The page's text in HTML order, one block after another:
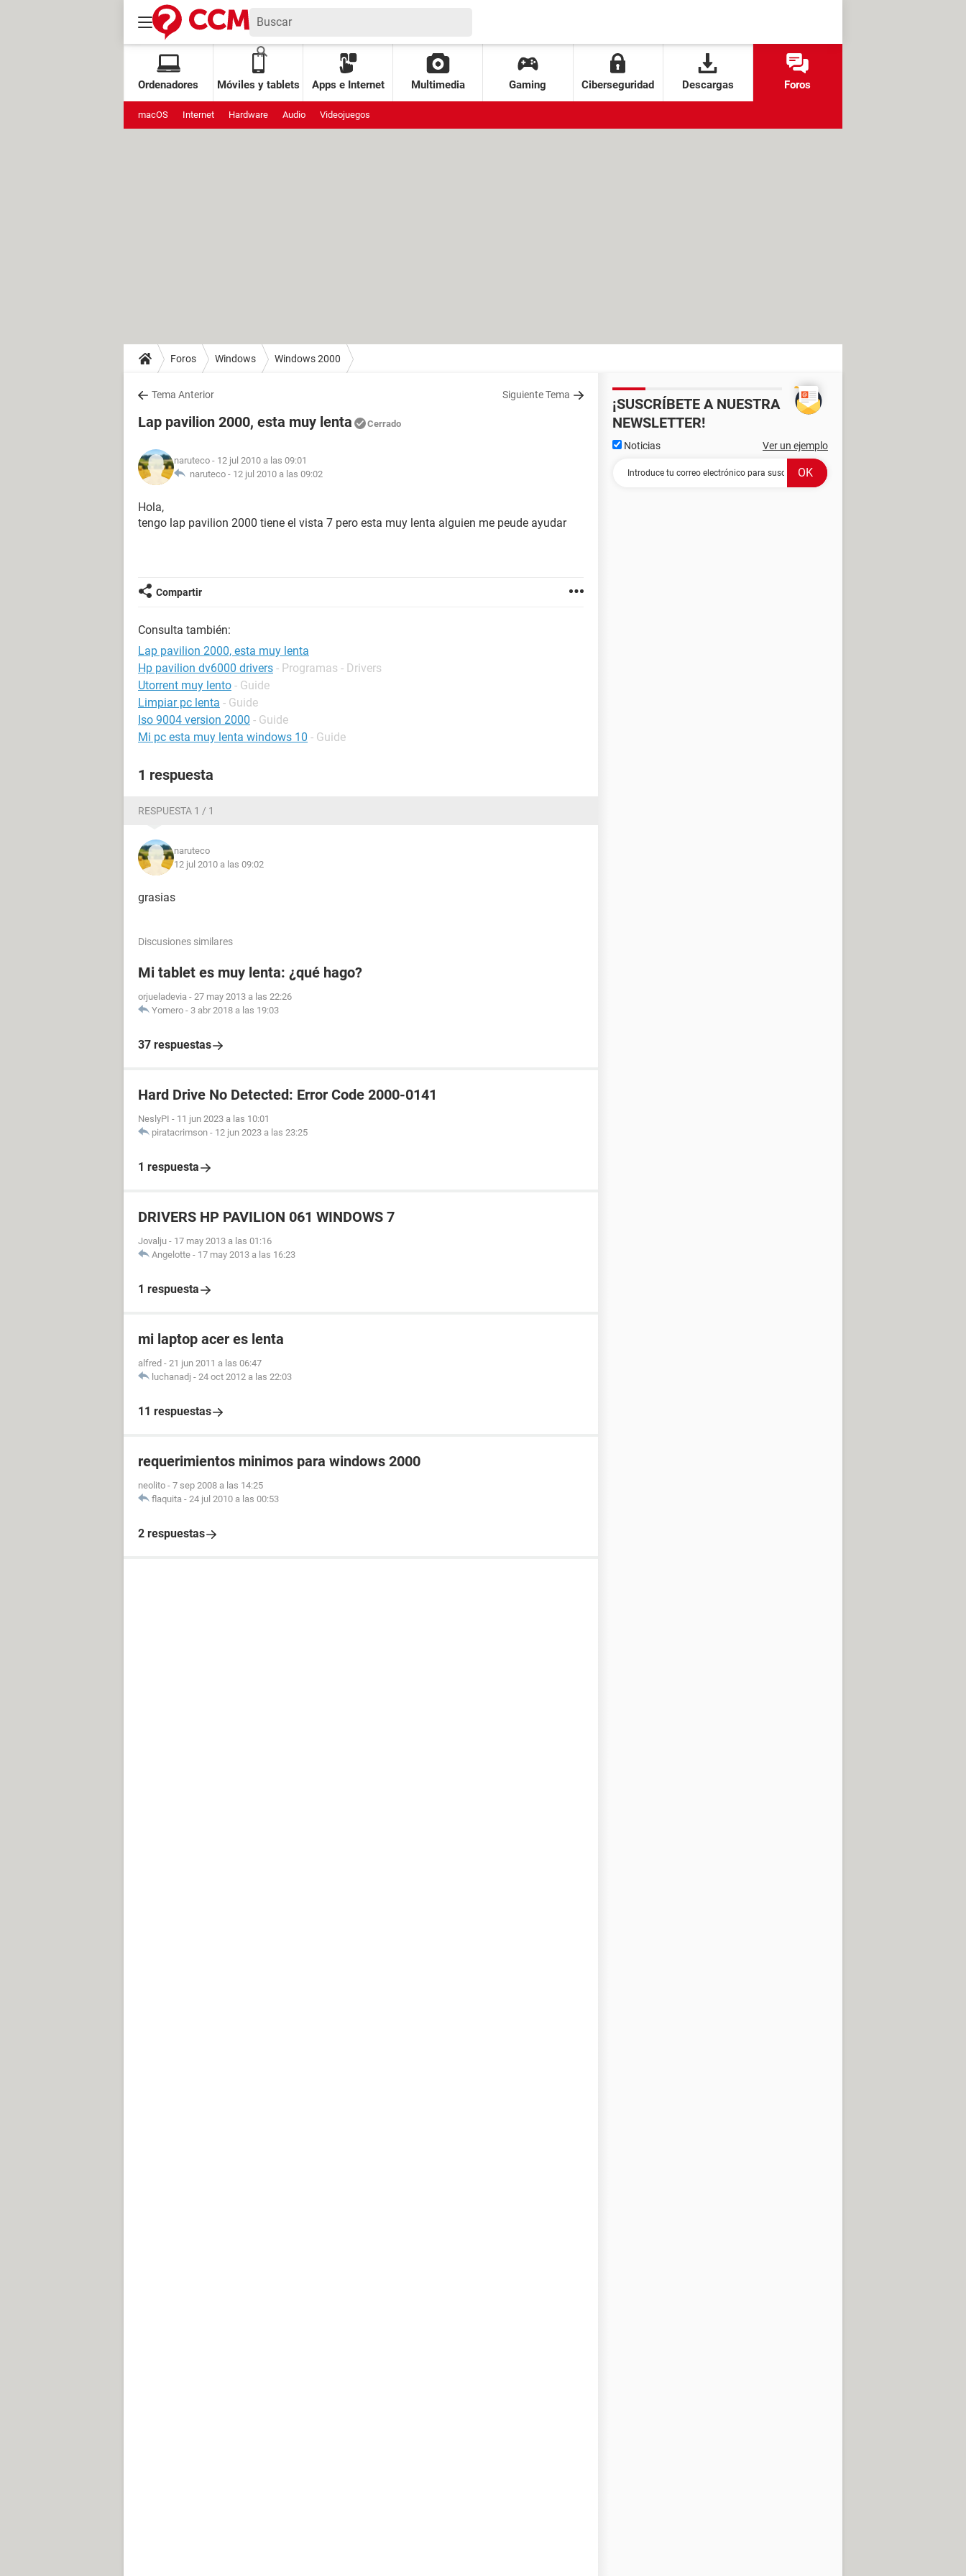
Ordenadores Móviles y tablets Apps e Internet Multimedia Gaming Ciberseguridad Descargas Foros
macOS Internet Hardware Audio Videojuegos
Foros Windows Windows 2000
Tema Anterior Siguiente Tema
Lap pavilion 2000, esta muy lenta Cerrado
naruteco - 12 jul 2010 a las 09:01
naruteco - 12 jul 2010 a las 09:02
Hola,
tengo lap pavilion 2000 tiene el vista 7 pero esta muy lenta alguien me peude ayudar
Compartir
Consulta también:
Lap pavilion 2000, esta muy lenta
Hp pavilion dv6000 drivers - Programas - Drivers
Utorrent muy lento - Guide
Limpiar pc lenta - Guide
Iso 9004 version 2000 - Guide
Mi pc esta muy lenta windows 10 - Guide
1 respuesta
RESPUESTA 1 / 1
naruteco
12 jul 2010 a las 09:02
grasias
Discusiones similares
Mi tablet es muy lenta: ¿qué hago?
orjueladevia - 27 may 2013 a las 22:26
Yomero - 3 abr 2018 a las 19:03
37 respuestas
Hard Drive No Detected: Error Code 2000-0141
NeslyPI - 11 jun 2023 a las 10:01
piratacrimson - 12 jun 2023 a las 23:25
1 respuesta
DRIVERS HP PAVILION 061 WINDOWS 7
Jovalju - 17 may 2013 a las 01:16
Angelotte - 17 may 2013 a las 16:23
1 respuesta
mi laptop acer es lenta
alfred - 21 jun 2011 a las 06:47
luchanadj - 24 oct 2012 a las 22:03
11 respuestas
requerimientos minimos para windows 2000
neolito - 7 sep 2008 a las 14:25
flaquita - 24 jul 2010 a las 00:53
2 respuestas
¡SUSCRÍBETE A NUESTRA
NEWSLETTER!
Noticias Ver un ejemplo